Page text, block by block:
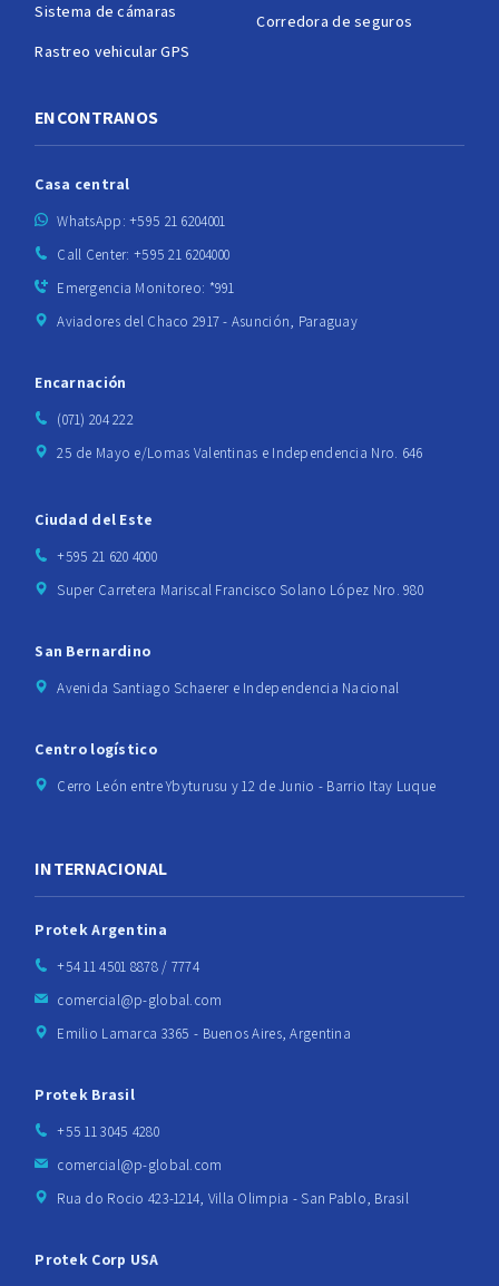
Sistema de cámaras
Rastreo vehicular GPS
Corredora de seguros
ENCONTRANOS
Casa central
WhatsApp: +595 21 6204001
Call Center: +595 21 6204000
Emergencia Monitoreo: *991
Aviadores del Chaco 2917 - Asunción, Paraguay
Encarnación
(071) 204 222
25 de Mayo e/Lomas Valentinas e Independencia Nro. 646
Ciudad del Este
+595 21 620 4000
Super Carretera Mariscal Francisco Solano López Nro. 980
San Bernardino
Avenida Santiago Schaerer e Independencia Nacional
Centro logístico
Cerro León entre Ybyturusu y 12 de Junio - Barrio Itay Luque
INTERNACIONAL
Protek Argentina
+54 11 4501 8878 / 7774
comercial@p-global.com
Emilio Lamarca 3365 - Buenos Aires, Argentina
Protek Brasil
+55 11 3045 4280
comercial@p-global.com
Rua do Rocio 423-1214, Villa Olimpia - San Pablo, Brasil
Protek Corp USA